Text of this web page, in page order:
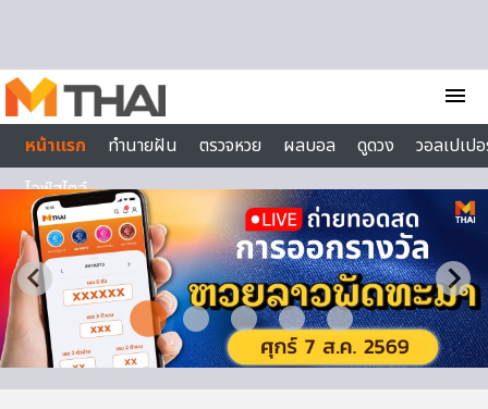
menu
หน้าแรก
ทำนายฝัน ตรวจหวย ผลบอล ดูดวง
วอลเปเป
ไลฟ์สไตล์